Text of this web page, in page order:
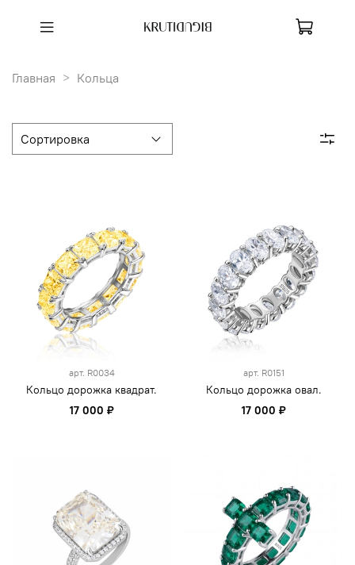
Главная Кольца
арт. R0034
Кольцо дорожка квадрат.
17 000 ₽
арт. R0151
Кольцо дорожка овал.
17 000 ₽